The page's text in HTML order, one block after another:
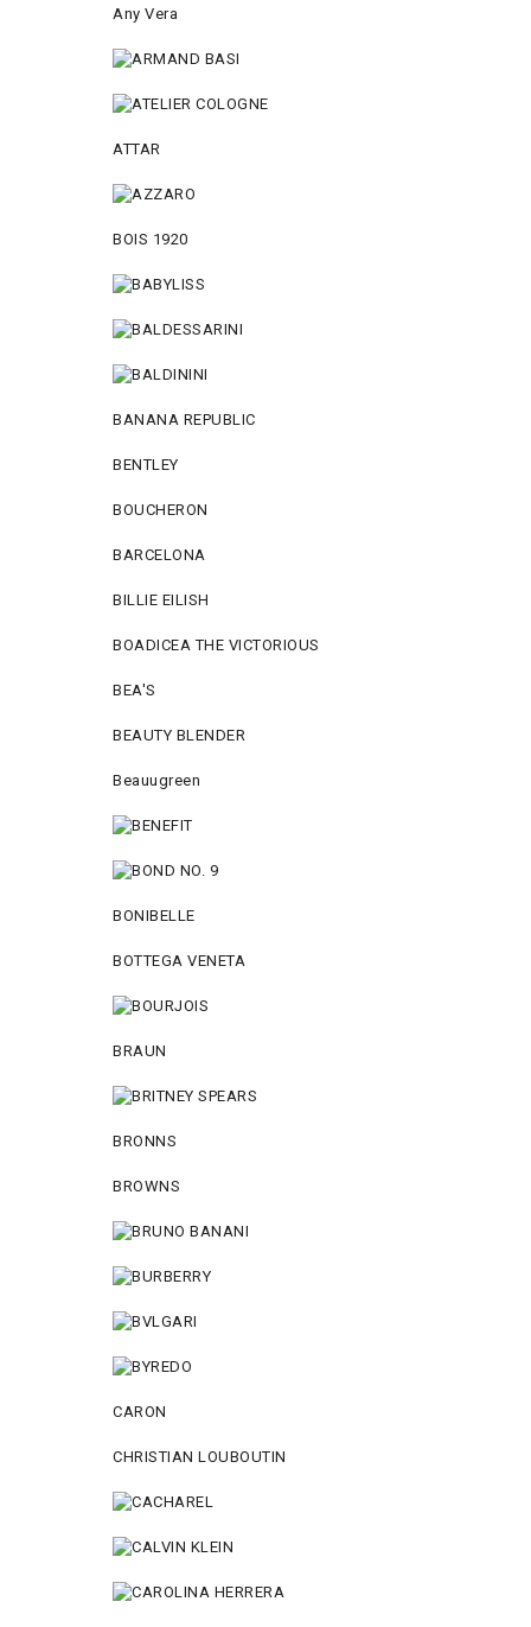
Any Vera
ATTAR
BOIS 1920
BANANA REPUBLIC
BENTLEY
BOUCHERON
BARCELONA
BILLIE EILISH
BOADICEA THE VICTORIOUS
BEA'S
BEAUTY BLENDER
Beauugreen
BONIBELLE
BOTTEGA VENETA
BRAUN
BRONNS
BROWNS
CARON
CHRISTIAN LOUBOUTIN